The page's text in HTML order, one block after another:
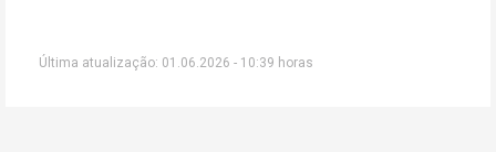
Última atualização: 01.06.2026 - 10:39 horas